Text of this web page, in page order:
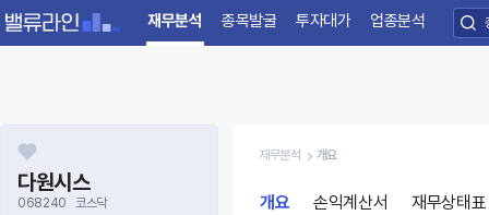
재무분석 종목발굴 투자대가 업종분석
다원시스
068240 코스닥
재무분석 개요
개요 손익계산서 재무상태표